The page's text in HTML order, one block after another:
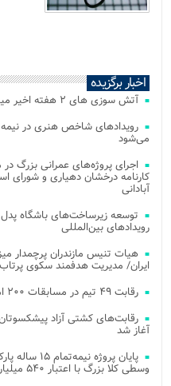
اخبار برگزیده
آتش‌ سوزی‌ های ۲ هفته اخیر میانکاله عمدی بود
می‌شود
اجرای پروژه‌های عمرانی بزرگ
کارنامه درخشان دهیاری و شورای
آبادانی
توسعه زیرساخت‌های باشگاه
رویدادهای بین‌المللی
هیات تنیس مازندران پرچمدار
ایران/ مدیریت هدفمند سکوی
رقابت ۴۹ تیم در مسابقات ۲۰۰ امتیازی تنیس ساحلی کشور در مازندران
آغاز شد
وسطی کلا بزرگ با اعتبار ۵۴۰ میلیاردی